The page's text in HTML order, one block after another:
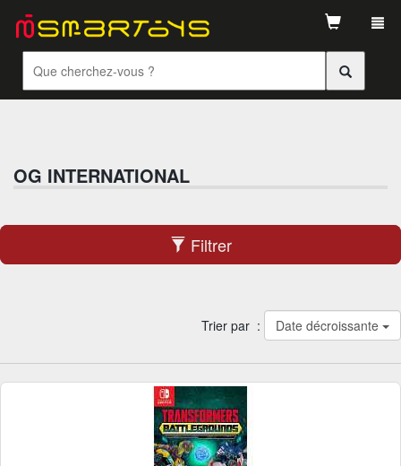
OG INTERNATIONAL
Filtrer
Trier par : Date décroissante